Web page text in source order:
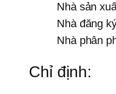
Nhà sản
Nhà đăng
Nhà phân
Chỉ định: